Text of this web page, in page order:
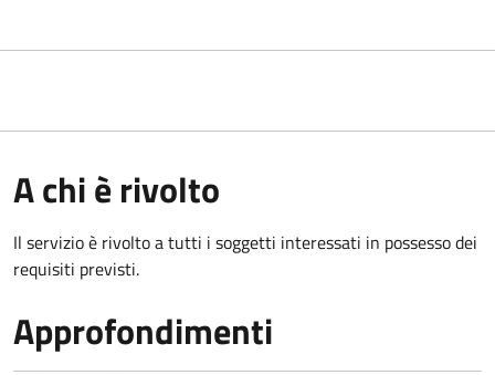
A chi è rivolto
Il servizio è rivolto a tutti i soggetti interessati in possesso dei
requisiti previsti.
Approfondimenti